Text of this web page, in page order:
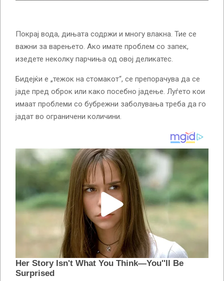
Покрај вода, дињата содржи и многу влакна. Тие се
важни за варењето. Ако имате проблем со запек,
изедете неколку парчиња од овој деликатес.
Бидејќи е „тежок на стомакот“, се препорачува да се
јаде пред оброк или како посебно јадење. Луѓето кои
имаат проблеми со бубрежни заболувања треба да го
јадат во ограничени количини.